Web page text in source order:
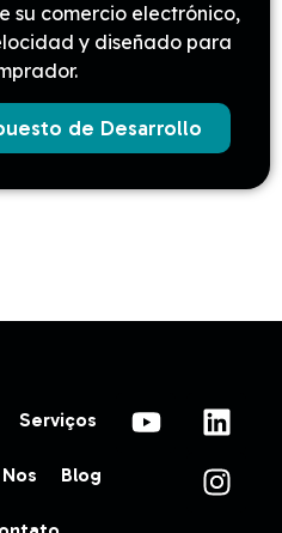
su comercio electrónico,
y diseñado para
de Desarrollo
Serviços
Blog